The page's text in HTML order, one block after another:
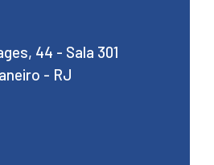
44 - Sala 301
- RJ